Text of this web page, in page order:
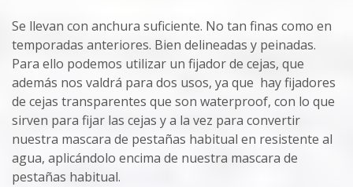
Se llevan con anchura suficiente. No tan finas como en
temporadas anteriores. Bien delineadas y peinadas.
Para ello podemos utilizar un fijador de cejas, que
además nos valdrá para dos usos, ya que hay fijadores
de cejas transparentes que son waterproof, con lo que
sirven para fijar las cejas y a la vez para convertir
nuestra mascara de pestañas habitual en resistente al
agua, aplicándolo encima de nuestra mascara de
pestañas habitual.